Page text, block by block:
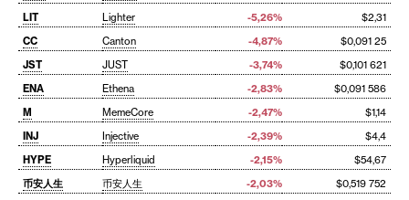
LIT
Lighter -5,26%
$2,31
CC
Canton -4,87%
$0,091 25
JST
JUST -3,74%
$0,101 621
ENA
Ethena -2,83%
$0,091 586
M
MemeCore -2,47%
$1,14
INJ
Injective -2,39%
$4,4
HYPE
Hyperliquid -2,15%
$54,67
币安人生
币安人生 -2,03%
$0,519 752